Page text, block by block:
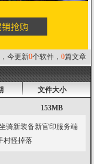
今更新0个软件， 0篇文章
文件大小
153MB
骑新装备新官印服务端
村怪掉落